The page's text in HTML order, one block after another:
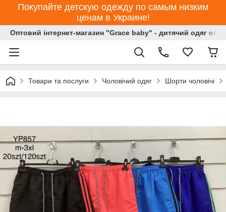
Покупайте детскую одежду по самым низким
ценам в Украине!
Оптовий інтернет-магазин "Grace baby" - дитячий одяг
Товари та послуги Чоловічий одяг Шорти чоловічі